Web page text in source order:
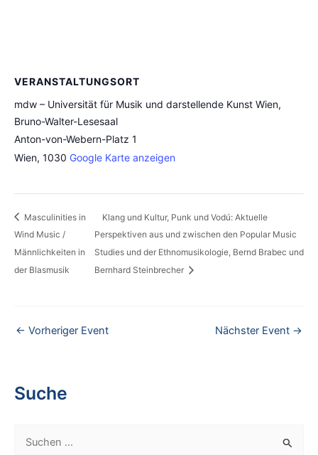
VERANSTALTUNGSORT
mdw – Universität für Musik und darstellende Kunst Wien,
Bruno-Walter-Lesesaal
Anton-von-Webern-Platz 1
Wien, 1030 Google Karte anzeigen
Masculinities in
Wind Music /
Männlichkeiten in
der Blasmusik
Klang und Kultur, Punk und Vodú: Aktuelle
Perspektiven aus und zwischen den Popular Music
Studies und der Ethnomusikologie, Bernd Brabec und
Bernhard Steinbrecher
← Vorheriger Event Nächster Event →
Suche